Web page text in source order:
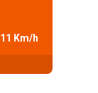
11 Km/h